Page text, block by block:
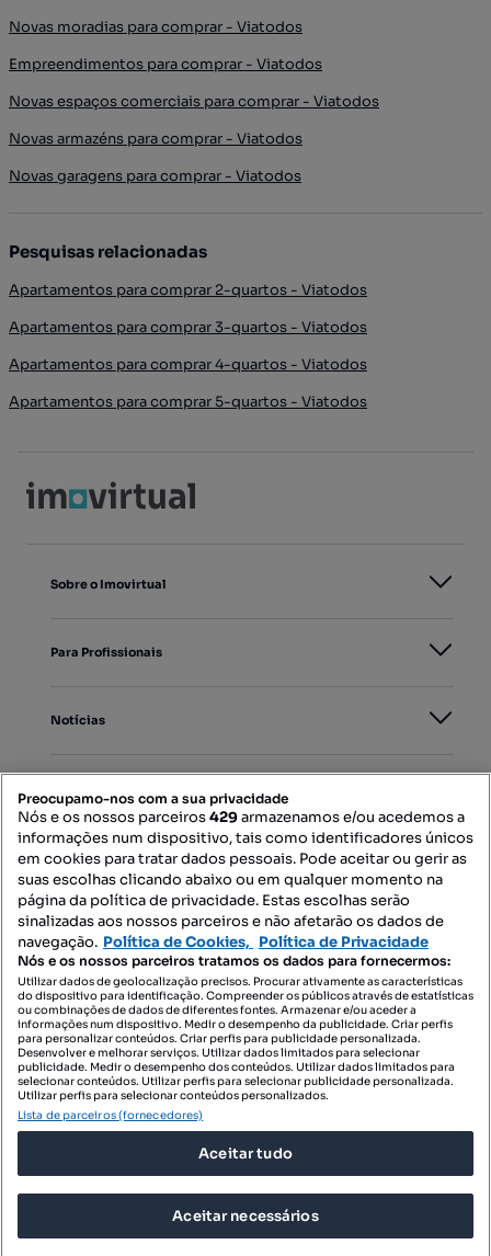
Novas moradias para comprar - Viatodos
Empreendimentos para comprar - Viatodos
Novas espaços comerciais para comprar - Viatodos
Novas armazéns para comprar - Viatodos
Novas garagens para comprar - Viatodos
Pesquisas relacionadas
Apartamentos para comprar 2-quartos - Viatodos
Apartamentos para comprar 3-quartos - Viatodos
Apartamentos para comprar 4-quartos - Viatodos
Apartamentos para comprar 5-quartos - Viatodos
Sobre o Imovirtual
Para Profissionais
Notícias
Mapa do Site
Contacte-nos
SIGA-NOS:
DESCARREGAR NA:
© 2026 Imovirtual.com, OLX Portugal, S.A.
Preocupamo-nos com a sua privacidade
Nós e os nossos parceiros429armazenamos e/ou acedemos a
informações num dispositivo, tais como identificadores únicos
em cookies para tratar dados pessoais. Pode aceitar ou gerir as
suas escolhas clicando abaixo ou em qualquer momento na
página da política de privacidade. Estas escolhas serão
sinalizadas aos nossos parceiros e não afetarão os dados de
navegação. Política de Cookies, Política de Privacidade
Nós e os nossos parceiros tratamos os dados para fornecermos:
Utilizar dados de geolocalização precisos. Procurar ativamente as características
do dispositivo para identificação. Compreender os públicos através de estatísticas
ou combinações de dados de diferentes fontes. Armazenar e/ou aceder a
informações num dispositivo. Medir o desempenho da publicidade. Criar perfis
para personalizar conteúdos. Criar perfis para publicidade personalizada.
Desenvolver e melhorar serviços. Utilizar dados limitados para selecionar
publicidade. Medir o desempenho dos conteúdos. Utilizar dados limitados para
selecionar conteúdos. Utilizar perfis para selecionar publicidade personalizada.
Utilizar perfis para selecionar conteúdos personalizados.
Lista de parceiros (fornecedores)
Aceitar tudo
Aceitar necessários